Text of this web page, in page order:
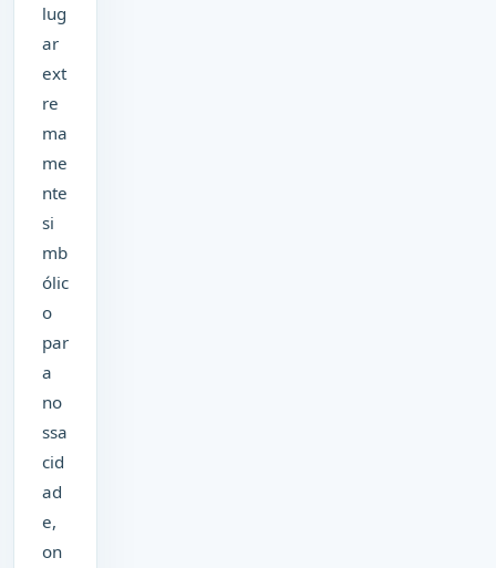
lug
ar
ext
re
ma
me
nte
si
mb
ólic
o
par
a
no
ssa
cid
ad
e,
on